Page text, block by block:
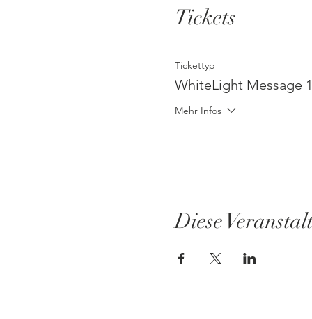
Tickets
Tickettyp
WhiteLight Message
Mehr Infos
Diese